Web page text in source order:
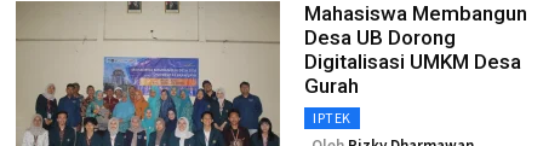
Mahasiswa Membangun
Desa UB Dorong
Digitalisasi UMKM Desa
Gurah
IPTEK